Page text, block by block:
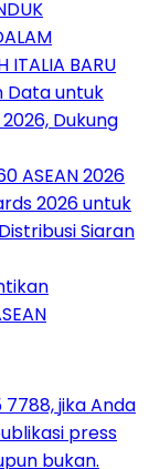
ITALIA BARU
Data untuk
Dukung
ASEAN 2026
2026 untuk
Siaran